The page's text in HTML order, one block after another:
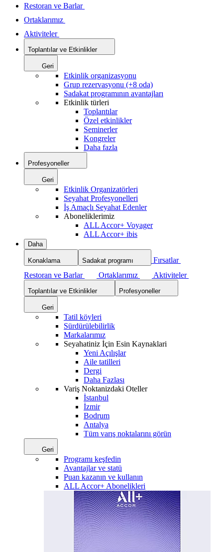
Restoran ve Barlar
Ortaklarımız
Aktiviteler
Toplantılar ve Etkinlikler
Geri
Etkinlik organizasyonu
Grup rezervasyonu (+8 oda)
Sadakat programının avantajları
Etkinlik türleri
Toplantılar
Özel etkinlikler
Seminerler
Kongreler
Daha fazla
Profesyoneller
Geri
Etkinlik Organizatörleri
Seyahat Profesyonelleri
İş Amaçlı Seyahat Edenler
Aboneliklerimiz
ALL Accor+ Voyager
ALL Accor+ ibis
Daha
Konaklama Sadakat programı
Fırsatlar
Restoran ve Barlar
Ortaklarımız Aktiviteler
Toplantılar ve Etkinlikler Profesyoneller
Geri
Tatil köyleri
Sürdürülebilirlik
Markalarımız
Seyahatiniz İçin Esin Kaynaklari
Yeni Açılışlar
Aile tatilleri
Dergi
Daha Fazlası
Variş Noktanizdaki Oteller
İstanbul
İzmir
Bodrum
Antalya
Tüm varış noktalarını görün
Geri
Programı keşfedin
Avantajlar ve statü
Puan kazanın ve kullanın
ALL Accor+ Abonelikleri